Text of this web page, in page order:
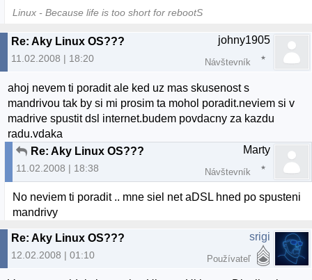
Linux - Because life is too short for rebootS
Re: Aky Linux OS???
11.02.2008 | 18:20
johny1905
Návštevník
ahoj nevem ti poradit ale ked uz mas skusenost s
mandrivou tak by si mi prosim ta mohol poradit.neviem si v
madrive spustit dsl internet.budem povdacny za kazdu
radu.vdaka
Re: Aky Linux OS???
11.02.2008 | 18:38
Marty
Návštevník
No neviem ti poradit .. mne siel net aDSL hned po spusteni
mandrivy
Re: Aky Linux OS???
12.02.2008 | 01:10
srigi
Používateľ